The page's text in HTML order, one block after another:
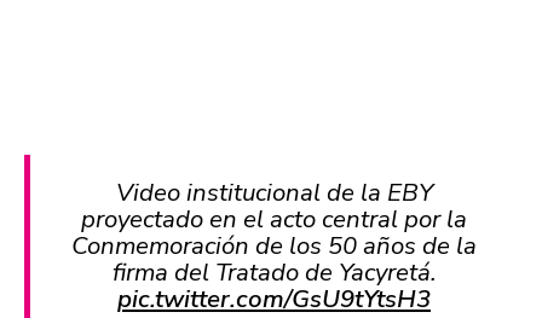
Video institucional de la EBY
proyectado en el acto central por la
Conmemoración de los 50 años de la
firma del Tratado de Yacyretá.
pic.twitter.com/GsU9tYtsH3